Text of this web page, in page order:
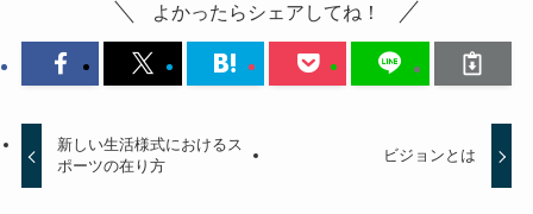
よかったらシェアしてね！
新しい生活様式におけるス
ポーツの在り方
ビジョンとは